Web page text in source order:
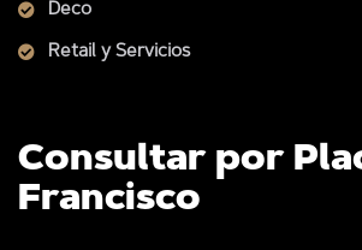
Deco
Retail y Servicios
Consultar por
Francisco